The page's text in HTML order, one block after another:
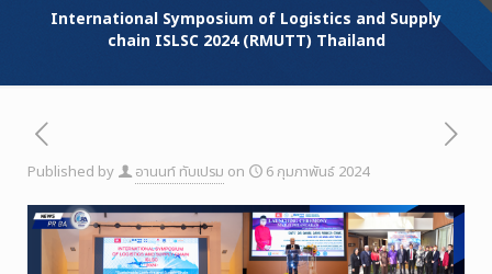
International Symposium of Logistics and Supply
chain ISLSC 2024 (RMUTT) Thailand
Published by อานนท์ ทับเปรม on 6 กุมภาพันธ์ 2024